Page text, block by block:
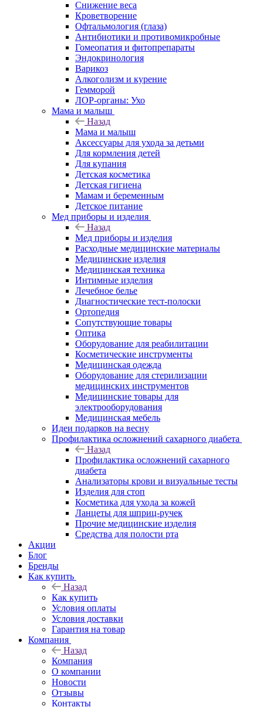
Снижение веса
Кроветворение
Офтальмология (глаза)
Антибиотики и противомикробные
Гомеопатия и фитопрепараты
Эндокринология
Варикоз
Алкоголизм и курение
Гемморой
ЛОР-органы: Ухо
Мама и малыш
Назад
Мама и малыш
Аксессуары для ухода за детьми
Для кормления детей
Для купания
Детская косметика
Детская гигиена
Мамам и беременным
Детское питание
Мед приборы и изделия
Назад
Мед приборы и изделия
Расходные медицинские материалы
Медицинские изделия
Медицинская техника
Интимные изделия
Лечебное белье
Диагностические тест-полоски
Ортопедия
Сопутствующие товары
Оптика
Оборудование для реабилитации
Косметические инструменты
Медицинская одежда
Оборудование для стерилизации
медицинских инструментов
Медицинские товары для
электрооборудования
Медицинская мебель
Идеи подарков на весну
Профилактика осложнений сахарного диабета
Назад
Профилактика осложнений сахарного
диабета
Анализаторы крови и визуальные тесты
Изделия для стоп
Косметика для ухода за кожей
Ланцеты для шприц-ручек
Прочие медицинские изделия
Средства для полости рта
Акции
Блог
Бренды
Как купить
Назад
Как купить
Условия оплаты
Условия доставки
Гарантия на товар
Компания
Назад
Компания
О компании
Новости
Отзывы
Контакты